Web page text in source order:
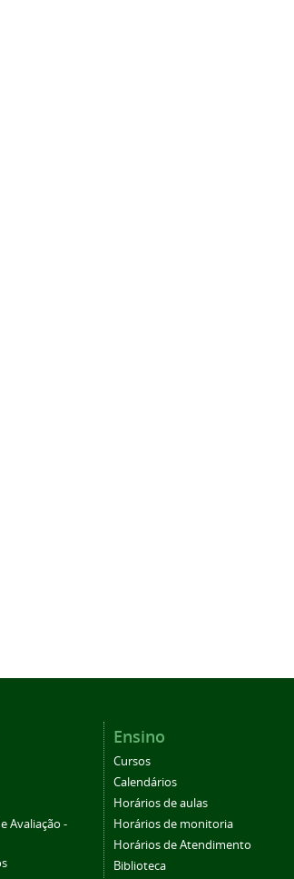
Avaliação -
Ensino
Cursos
Calendários
Horários de aulas
Horários de monitoria
Horários de Atendimento
Biblioteca